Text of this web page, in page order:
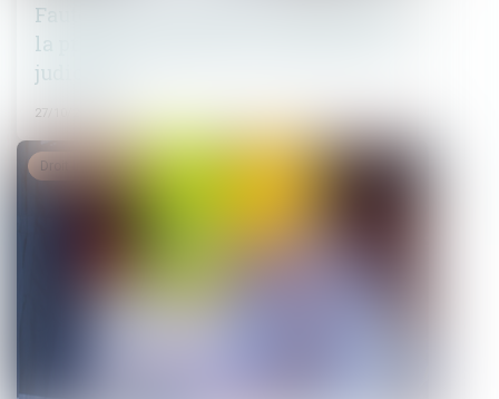
Faute d’un constructeur : conditions de
la prise en compte d’une expertise non
judiciaire
27/10/2022
Droit immobilier